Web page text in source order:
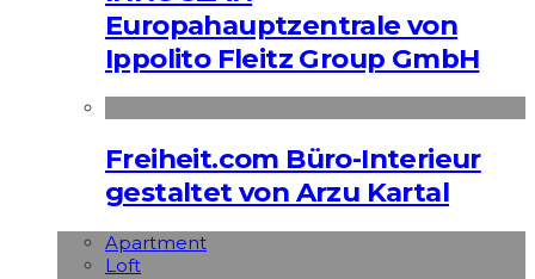
Europahauptzentrale von
Ippolito Fleitz Group GmbH
Freiheit.com Büro-Interieur
gestaltet von Arzu Kartal
Apart­ment
Loft